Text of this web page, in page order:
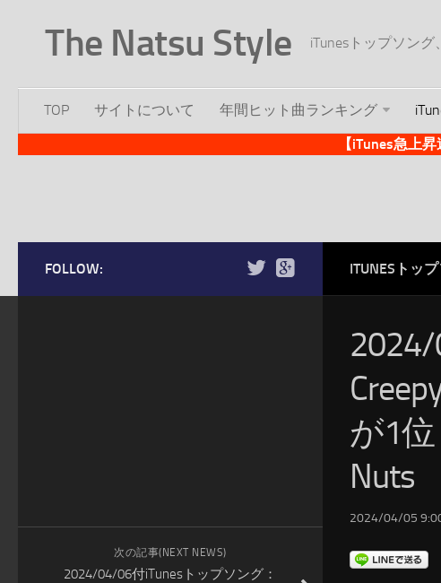
The Natsu Style iTunesトップソン
TOP サイトについて 年間ヒット曲ランキング
【iTunes急上
ITUNESトッ
2024/
が1
Nuts
2024/04/05
FOLLOW:
次の記事(NEXT NEWS)
2024/04/06付iTunesトップソング：